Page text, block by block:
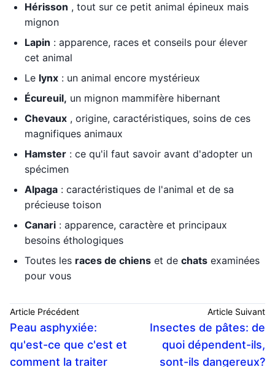
Hérisson , tout sur ce petit animal épineux mais
mignon
Lapin : apparence, races et conseils pour élever
cet animal
Le lynx : un animal encore mystérieux
Écureuil, un mignon mammifère hibernant
Chevaux , origine, caractéristiques, soins de ces
magnifiques animaux
Hamster : ce qu'il faut savoir avant d'adopter un
spécimen
Alpaga : caractéristiques de l'animal et de sa
précieuse toison
Canari : apparence, caractère et principaux
besoins éthologiques
Toutes les races de chiens et de chats examinées
pour vous
Article Précédent
Peau asphyxiée:
qu'est-ce que c'est et
comment la traiter
Article Suivant
Insectes de pâtes: de
quoi dépendent-ils,
sont-ils dangereux?